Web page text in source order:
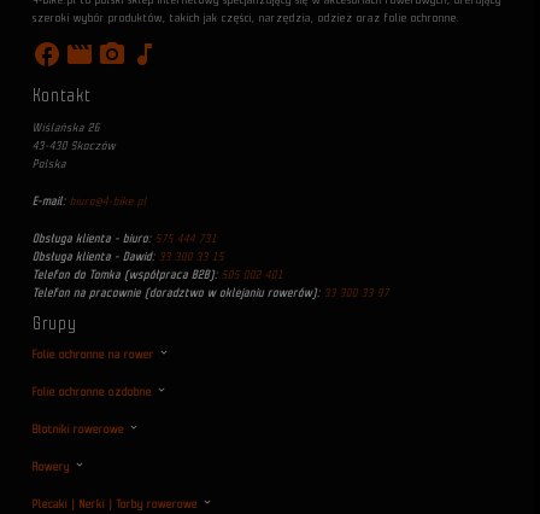
szeroki wybór produktów, takich jak części, narzędzia, odzież oraz folie ochronne.
facebook movie photo_camera music_note
Kontakt
Wiślańska 26
43-430 Skoczów
Polska
E-mail: biuro@4-bike.pl
Obsługa klienta - biuro: 575 444 731
Obsługa klienta - Dawid: 33 300 33 15
Telefon do Tomka (współpraca B2B): 505 002 401
Telefon na pracownie (doradztwo w oklejaniu rowerów): 33 300 33 97
Grupy
Folie ochronne na rower
Folie ochronne ozdobne
Błotniki rowerowe
Rowery
Plecaki | Nerki | Torby rowerowe